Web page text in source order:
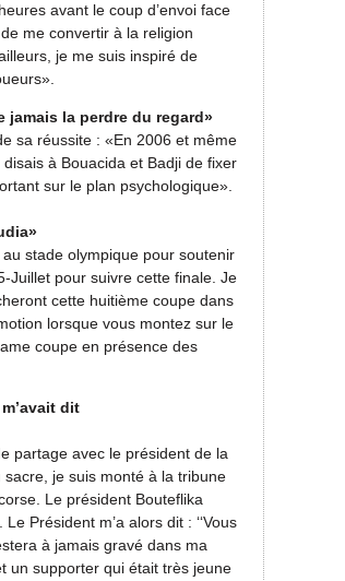
avant le coup d’envoi face
me convertir à la religion
je me suis inspiré de
jamais la perdre du regard»
sa réussite : «En 2006 et même
à Bouacida et Badji de fixer
sur le plan psychologique».
stade olympique pour soutenir
Juillet pour suivre cette finale. Je
cette huitième coupe dans
lorsque vous montez sur le
coupe en présence des
dit
partage avec le président de la
je suis monté à la tribune
Le président Bouteflika
Président m’a alors dit : ‘‘Vous
à jamais gravé dans ma
un supporter qui était très jeune